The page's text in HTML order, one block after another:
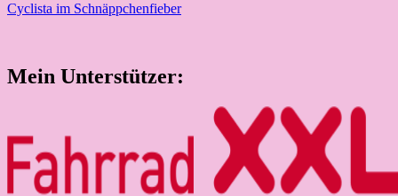
Cyclista im Schnäppchenfieber
Mein Unterstützer: